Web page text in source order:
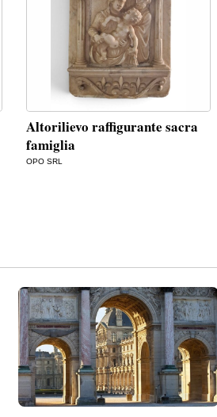
Altorilievo raffigurante sacra
famiglia
OPO SRL